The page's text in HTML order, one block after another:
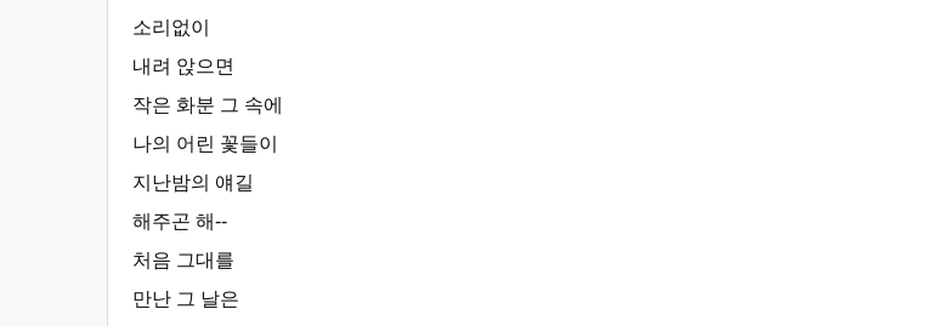
소리없이
내려 앉으면
작은 화분 그 속에
나의 어린 꽃들이
지난밤의 얘길
해주곤 해--
처음 그대를
만난 그 날은